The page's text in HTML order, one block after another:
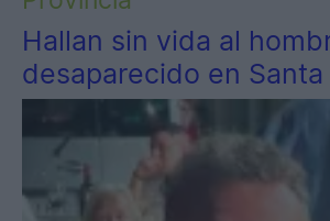
Hallan sin vida al
desaparecido en Santa